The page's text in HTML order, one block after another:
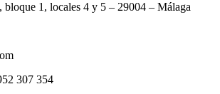
bloque 1, locales 4 y 5 – 29004 – Málaga
307 354